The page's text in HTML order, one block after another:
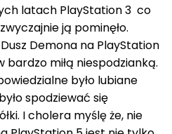
latach PlayStation 3 co
ją pominęło.
Demona na PlayStation
bardzo miłą niespodzianką.
było lubiane
spodziewać się
I cholera myślę że, nie